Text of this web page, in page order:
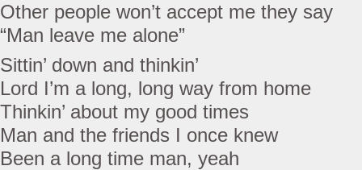
Other people won’t accept me they say
“Man leave me alone”
Sittin’ down and thinkin’
Lord I’m a long, long way from home
Thinkin’ about my good times
Man and the friends I once knew
Been a long time man, yeah